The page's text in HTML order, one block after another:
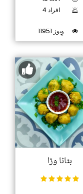
4 افراد
11951 وِیوز
بٹاٹا وڑا